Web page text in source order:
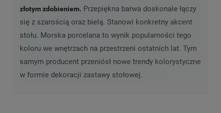
złotym zdobieniem. Przepiękna barwa doskonale łączy
się z szarością oraz bielą. Stanowi konkretny akcent
stołu. Morska porcelana to wynik popularności tego
koloru we wnętrzach na przestrzeni ostatnich lat. Tym
samym producent przeniósł nowe trendy kolorystyczne
w formie dekoracji zastawy stołowej.